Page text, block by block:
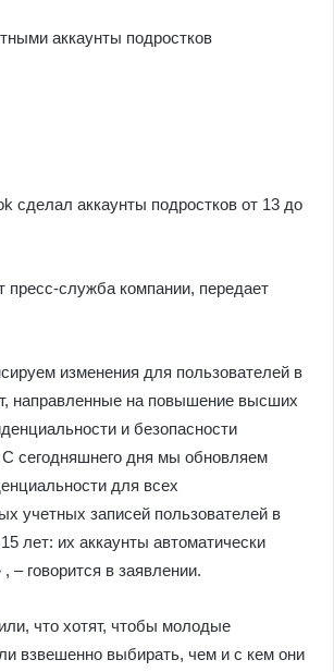
аккаунты подростков
сделал аккаунты подростков от 13 до
служба компании, передает
изменения для пользователей в
направленные на повышение высших
и безопасности
сегодняшнего дня мы обновляем
для всех
учетных записей пользователей в
лет: их аккаунты автоматически
– говорится в заявлении.
что хотят, чтобы молодые
взвешенно выбирать, чем и с кем они